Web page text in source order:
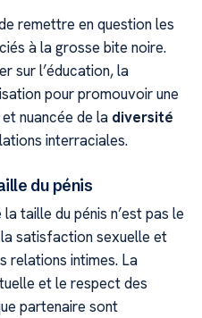
remettre en question les
à la grosse bite noire.
sur l’éducation, la
pour promouvoir une
nuancée de la diversité
interraciales.
du pénis
taille du pénis n’est pas le
satisfaction sexuelle et
relations intimes. La
et le respect des
partenaire sont